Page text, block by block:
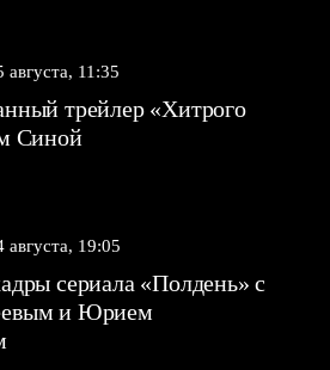
августа, 11:35
трейлер «Хитрого
Синой
августа, 19:05
сериала «Полдень» с
и Юрием